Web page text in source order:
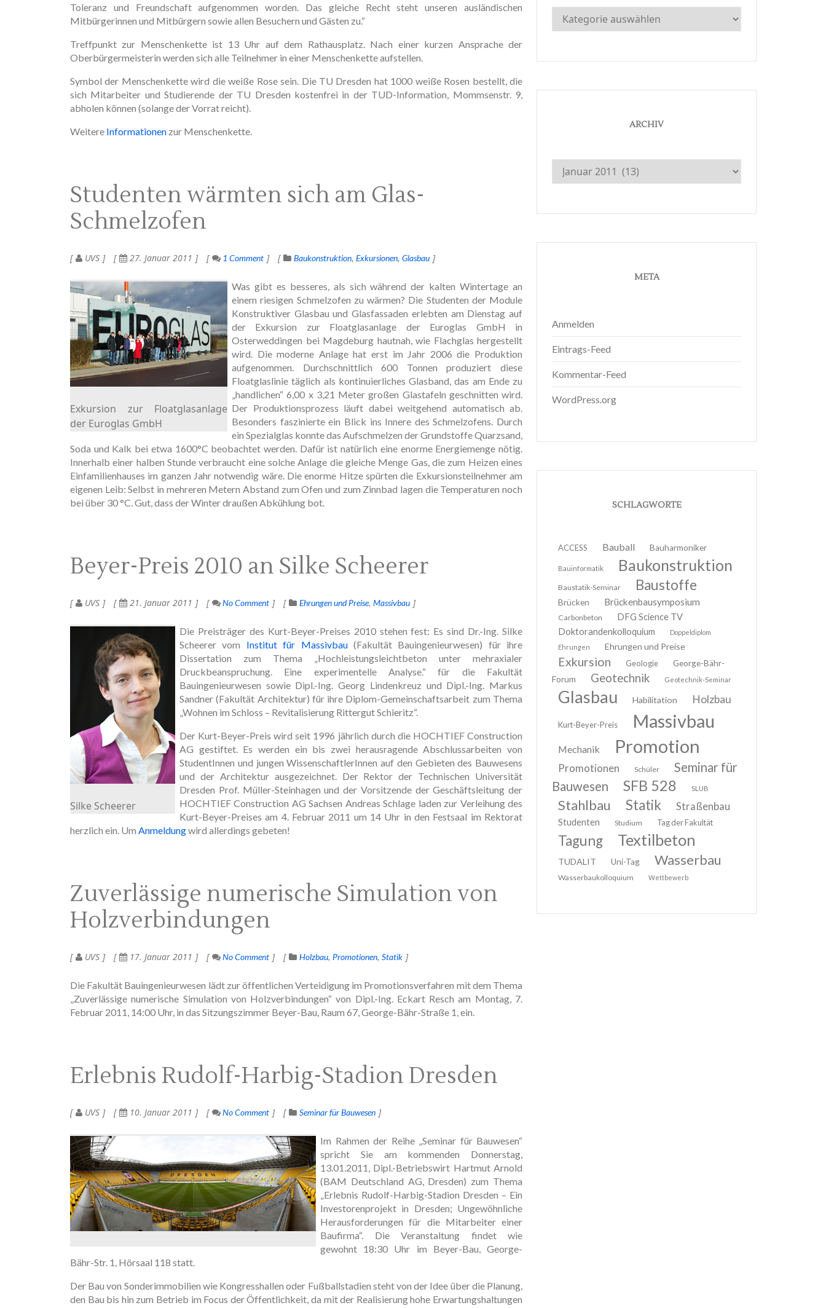
Toleranz und Freundschaft aufgenommen worden. Das gleiche Recht steht unseren ausländischen
Mitbürgerinnen und Mitbürgern sowie allen Besuchern und Gästen zu.“
Treffpunkt zur Menschenkette ist 13 Uhr auf dem Rathausplatz. Nach einer kurzen Ansprache der
Oberbürgermeisterin werden sich alle Teilnehmer in einer Menschenkette aufstellen.
Symbol der Menschenkette wird die weiße Rose sein. Die TU Dresden hat 1000 weiße Rosen bestellt, die
sich Mitarbeiter und Studierende der TU Dresden kostenfrei in der TUD-Information, Mommsenstr. 9,
abholen können (solange der Vorrat reicht).
Weitere Informationen zur Menschenkette.
Studenten wärmten sich am Glas-
Schmelzofen
UVS 27. Januar 2011 1 Comment Baukonstruktion Exkursionen Glasbau
Exkursion zur Floatglasanlage
der Euroglas GmbH
Was gibt es besseres, als sich während der kalten Wintertage an
einem riesigen Schmelzofen zu wärmen? Die Studenten der Module
Konstruktiver Glasbau und Glasfassaden erlebten am Dienstag auf
der Exkursion zur Floatglasanlage der Euroglas GmbH in
Osterweddingen bei Magdeburg hautnah, wie Flachglas hergestellt
wird. Die moderne Anlage hat erst im Jahr 2006 die Produktion
aufgenommen. Durchschnittlich 600 Tonnen produziert diese
Floatglaslinie täglich als kontinuierliches Glasband, das am Ende zu
„handlichen“ 6,00 x 3,21 Meter großen Glastafeln geschnitten wird.
Der Produktionsprozess läuft dabei weitgehend automatisch ab.
Besonders faszinierte ein Blick ins Innere des Schmelzofens. Durch
ein Spezialglas konnte das Aufschmelzen der Grundstoffe Quarzsand,
Soda und Kalk bei etwa 1600°C beobachtet werden. Dafür ist natürlich eine enorme Energiemenge nötig.
Innerhalb einer halben Stunde verbraucht eine solche Anlage die gleiche Menge Gas, die zum Heizen eines
Einfamilienhauses im ganzen Jahr notwendig wäre. Die enorme Hitze spürten die Exkursionsteilnehmer am
eigenen Leib: Selbst in mehreren Metern Abstand zum Ofen und zum Zinnbad lagen die Temperaturen noch
bei über 30 °C. Gut, dass der Winter draußen Abkühlung bot.
Beyer-Preis 2010 an Silke Scheerer
UVS 21. Januar 2011 No Comment Ehrungen und Preise Massivbau
Silke Scheerer
Die Preisträger des Kurt-Beyer-Preises 2010 stehen fest: Es sind Dr.-Ing. Silke
Scheerer vom Institut für Massivbau(Fakultät Bauingenieurwesen) für ihre
Dissertation zum Thema „Hochleistungsleichtbeton unter mehraxialer
Druckbeanspruchung. Eine experimentelle Analyse.“ für die Fakultät
Bauingenieurwesen sowie Dipl.-Ing. Georg Lindenkreuz und Dipl.-Ing. Markus
Sandner (Fakultät Architektur) für ihre Diplom-Gemeinschaftsarbeit zum Thema
„Wohnen im Schloss – Revitalisierung Rittergut Schieritz“.
Der Kurt-Beyer-Preis wird seit 1996 jährlich durch die HOCHTIEF Construction
AG gestiftet. Es werden ein bis zwei herausragende Abschlussarbeiten von
StudentInnen und jungen WissenschaftlerInnen auf den Gebieten des Bauwesens
und der Architektur ausgezeichnet. Der Rektor der Technischen Universität
Dresden Prof. Müller-Steinhagen und der Vorsitzende der Geschäftsleitung der
HOCHTIEF Construction AG Sachsen Andreas Schlage laden zur Verleihung des
Kurt-Beyer-Preises am 4. Februar 2011 um 14 Uhr in den Festsaal im Rektorat
herzlich ein. Um Anmeldungwird allerdings gebeten!
Zuverlässige numerische Simulation von
Holzverbindungen
UVS 17. Januar 2011 No Comment Holzbau Promotionen Statik
Die Fakultät Bauingenieurwesen lädt zur öffentlichen Verteidigung im Promotionsverfahren mit dem Thema
„Zuverlässige numerische Simulation von Holzverbindungen“ von Dipl.-Ing. Eckart Resch am Montag, 7.
Februar 2011, 14:00 Uhr, in das Sitzungszimmer Beyer-Bau, Raum 67, George-Bähr-Straße 1, ein.
Erlebnis Rudolf-Harbig-Stadion Dresden
UVS 10. Januar 2011 No Comment Seminar für Bauwesen
Im Rahmen der Reihe „Seminar für Bauwesen“
spricht Sie am kommenden Donnerstag,
13.01.2011, Dipl.-Betriebswirt Hartmut Arnold
(BAM Deutschland AG, Dresden) zum Thema
„Erlebnis Rudolf-Harbig-Stadion Dresden – Ein
Investorenprojekt in Dresden; Ungewöhnliche
Herausforderungen für die Mitarbeiter einer
Baufirma“. Die Veranstaltung findet wie
gewohnt 18:30 Uhr im Beyer-Bau, George-
Bähr-Str. 1, Hörsaal 118 statt.
Der Bau von Sonderimmobilien wie Kongresshallen oder Fußballstadien steht von der Idee über die Planung,
den Bau bis hin zum Betrieb im Focus der Öffentlichkeit, da mit der Realisierung hohe Erwartungshaltungen
Kategorien
ARCHIV
Archiv
META
Anmelden
Eintrags-Feed
Kommentar-Feed
WordPress.org
SCHLAGWORTE
ACCESS Bauball Bauharmoniker
Bauinformatik Baukonstruktion
Baustatik-Seminar Baustoffe
Brücken Brückenbausymposium
Carbonbeton
DFG Science TV
Doktorandenkolloquium
Doppeldiplom
Ehrungen
Ehrungen und Preise
Exkursion Geologie
George-Bähr-
Forum
Geotechnik Geotechnik-Seminar
Glasbau Habilitation Holzbau
Kurt-Beyer-Preis Massivbau
Mechanik Promotion
Promotionen Schüler
Seminar für
Bauwesen
SFB 528 SLUB
Stahlbau Statik Straßenbau
Studenten Studium Tag der Fakultät
Tagung Textilbeton
TUDALIT Uni-Tag Wasserbau
Wasserbaukolloquium Wettbewerb